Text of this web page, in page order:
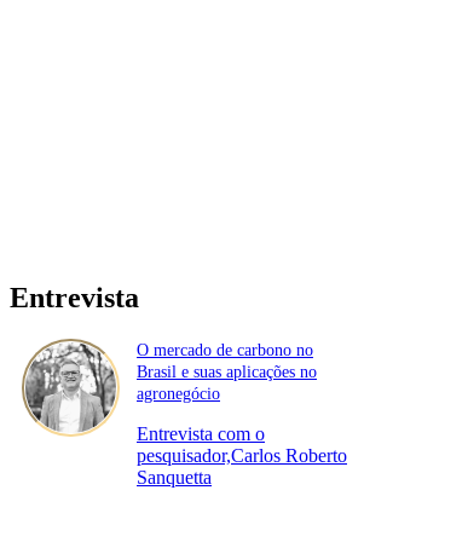
Entrevista
O mercado de carbono no
Brasil e suas aplicações no
agronegócio
Entrevista com o
pesquisador,Carlos Roberto
Sanquetta